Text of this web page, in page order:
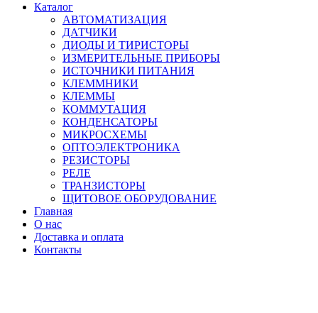
Каталог
АВТОМАТИЗАЦИЯ
ДАТЧИКИ
ДИОДЫ И ТИРИСТОРЫ
ИЗМЕРИТЕЛЬНЫЕ ПРИБОРЫ
ИСТОЧНИКИ ПИТАНИЯ
КЛЕММНИКИ
КЛЕММЫ
КОММУТАЦИЯ
КОНДЕНСАТОРЫ
МИКРОСХЕМЫ
ОПТОЭЛЕКТРОНИКА
РЕЗИСТОРЫ
РЕЛЕ
ТРАНЗИСТОРЫ
ЩИТОВОЕ ОБОРУДОВАНИЕ
Главная
О нас
Доставка и оплата
Контакты